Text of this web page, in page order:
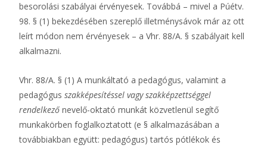
besorolási szabályai érvényesek. Továbbá – mivel a Púétv.
98. § (1) bekezdésében szereplő illetménysávok már az ott
leírt módon nem érvényesek – a Vhr. 88/A. § szabályait kell
alkalmazni.
Vhr. 88/A. § (1) A munkáltató a pedagógus, valamint a
pedagógus szakképesítéssel vagy szakképzettséggel
rendelkező nevelő-oktató munkát közvetlenül segítő
munkakörben foglalkoztatott (e § alkalmazásában a
továbbiakban együtt: pedagógus) tartós pótlékok és